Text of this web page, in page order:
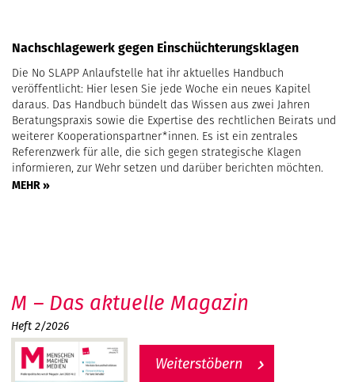
Nachschlagewerk gegen Einschüchterungsklagen
Die No SLAPP Anlaufstelle hat ihr aktuelles Handbuch
veröffentlicht: Hier lesen Sie jede Woche ein neues Kapitel
daraus. Das Handbuch bündelt das Wissen aus zwei Jahren
Beratungspraxis sowie die Expertise des rechtlichen Beirats und
weiterer Kooperationspartner*innen. Es ist ein zentrales
Referenzwerk für alle, die sich gegen strategische Klagen
informieren, zur Wehr setzen und darüber berichten möchten.
MEHR »
M – Das aktuelle Magazin
Heft 2/2026
Weiterstöbern